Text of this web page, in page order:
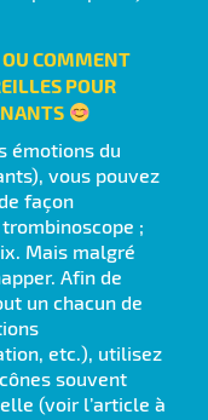
OU COMMENT
POUR
émotions du
vous pouvez
façon
;
Mais malgré
Afin de
un chacun de
etc.), utilisez
souvent
(voir l’article à